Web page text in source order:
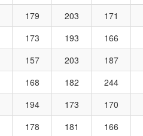
179 203 171
173 193 166
157 203 187
168 182 244
194 173 170
178 181 166